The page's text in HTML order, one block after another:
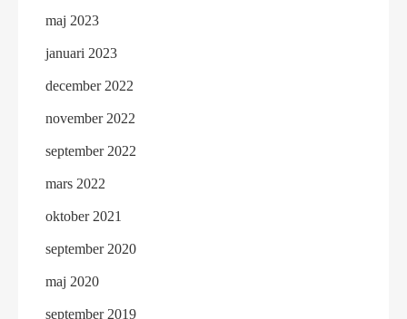
maj 2023
januari 2023
december 2022
november 2022
september 2022
mars 2022
oktober 2021
september 2020
maj 2020
september 2019